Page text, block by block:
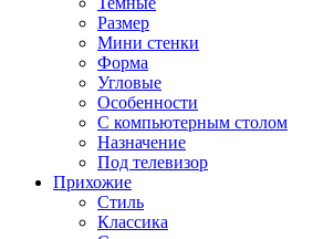
Размер
Мини стенки
Форма
Угловые
Особенности
С компьютерным столом
Назначение
Под телевизор
Прихожие
Стиль
Классика